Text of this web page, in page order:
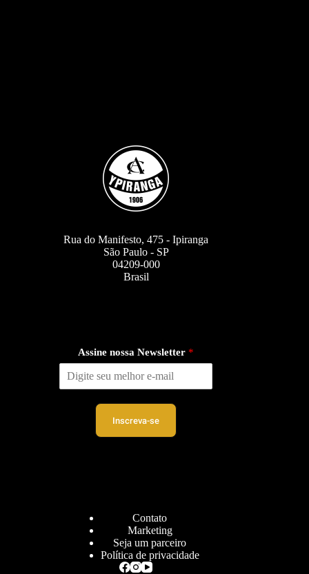
Rua do Manifesto, 475 - Ipiranga
São Paulo - SP
04209-000
Brasil
Assine nossa Newsletter *
Inscreva-se
Contato
Marketing
Seja um parceiro
Política de privacidade